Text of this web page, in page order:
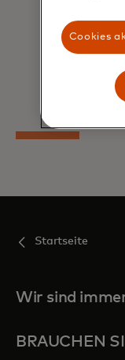
bessere
Startseite
Wir sind
BRAUCHEN
Cookies